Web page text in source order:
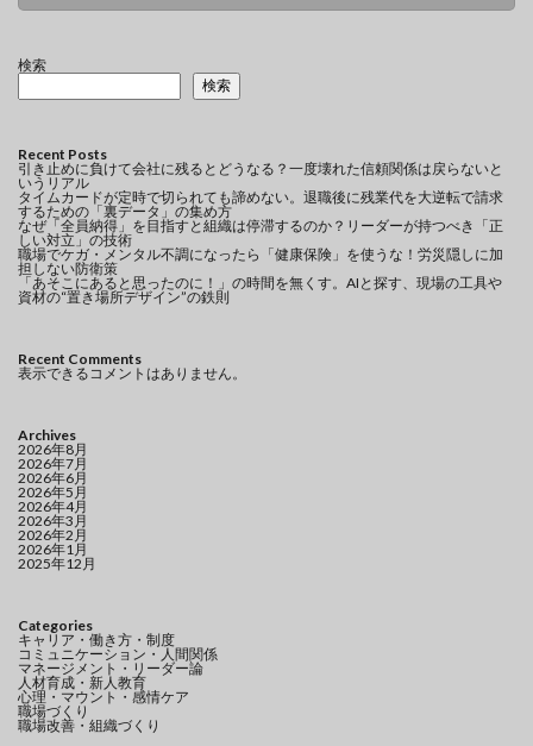
検索
検索
Recent Posts
引き止めに負けて会社に残るとどうなる？一度壊れた信頼関係は戻らないと
いうリアル
タイムカードが定時で切られても諦めない。退職後に残業代を大逆転で請求
するための「裏データ」の集め方
なぜ「全員納得」を目指すと組織は停滞するのか？リーダーが持つべき「正
しい対立」の技術
職場でケガ・メンタル不調になったら「健康保険」を使うな！労災隠しに加
担しない防衛策
「あそこにあると思ったのに！」の時間を無くす。AIと探す、現場の工具や
資材の“置き場所デザイン”の鉄則
Recent Comments
表示できるコメントはありません。
Archives
2026年8月
2026年7月
2026年6月
2026年5月
2026年4月
2026年3月
2026年2月
2026年1月
2025年12月
Categories
キャリア・働き方・制度
コミュニケーション・人間関係
マネージメント・リーダー論
人材育成・新人教育
心理・マウント・感情ケア
職場づくり
職場改善・組織づくり